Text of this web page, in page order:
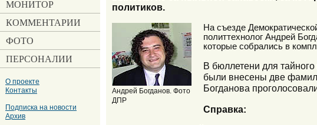
политиков.
Андрей Богданов. Фото
ДПР
На съезде
политтехнолог Андрей
которые собрались в
В бюллетени для
были внесены две
Богданова
Справка:
МОНИТОР
КОММЕНТАРИИ
ФОТО
ПЕРСОНАЛИИ
О проекте
Контакты
Подписка на новости
Архив